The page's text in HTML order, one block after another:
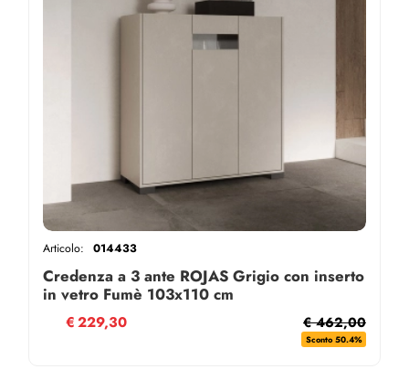
Credenza a 3 ante ROJAS Grigio con inserto
in vetro Fumè 103x110 cm
Articolo: 014433
€ 462,00
Sconto 50.4%
€229,30